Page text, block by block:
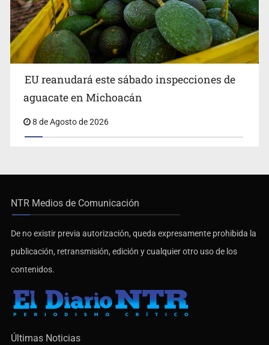
EU reanudará este sábado inspecciones de
aguacate en Michoacán
8 de Agosto de 2026
NTR Medios de Comunicación
De no existir previa autorización, queda expresamente prohibida la
publicación, retransmisión, edición y cualquier otro uso de los
contenidos.
Últimas Noticias